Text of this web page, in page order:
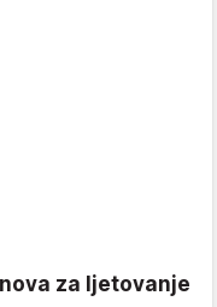
za ljetovanje